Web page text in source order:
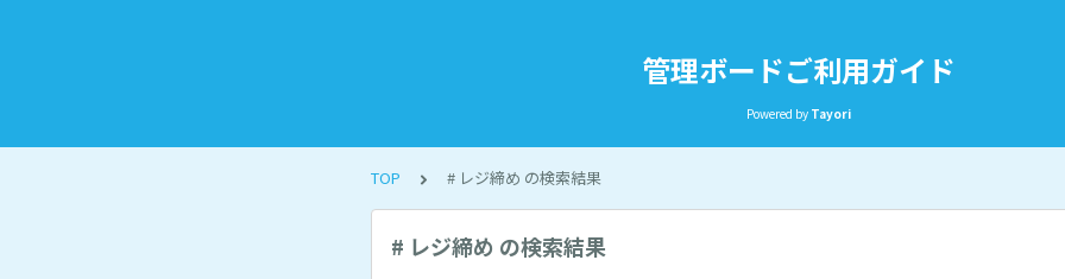
管理ボードご利用ガイド
Powered by Tayori
TOP # レジ締め の検索結果
# レジ締め の検索結果